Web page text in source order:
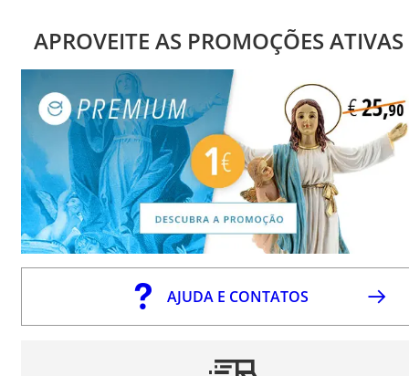
APROVEITE AS PROMOÇÕES ATIVAS
AJUDA E CONTATOS